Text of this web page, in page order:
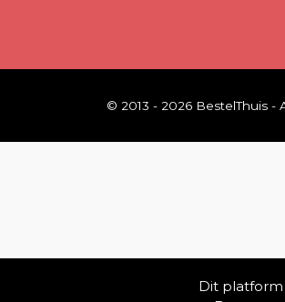
© 2013 - 2026 BestelThuis -
Dit